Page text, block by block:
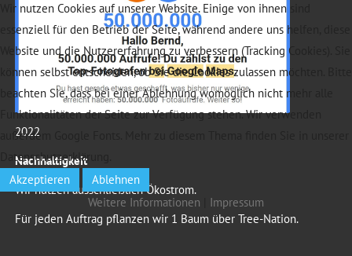
2022
Nachhaltigkeit
Wir nutzen ausschließlich Ökostrom.
Für jeden Auftrag pflanzen wir 1 Baum über Tree-Nation.
Wir nutzen Cookies auf unserer Website. Einige von ihnen sind
essenziell für den Betrieb der Seite, während andere uns helfen, diese
Website und die Nutzererfahrung zu verbessern (Tracking Cookies). Sie
können selbst entscheiden, ob Sie die Cookies zulassen möchten. Bitte
beachten Sie, dass bei einer Ablehnung womöglich nicht mehr alle
Funktionalitäten der Seite zur Verfügung stehen. Wir verwenden
außerdem Google Fonts. Mehr zu diesem Thema finden Sie in unserer
Datenschutzerklärung.
Akzeptieren
Ablehnen
Weitere Informationen
Impressum